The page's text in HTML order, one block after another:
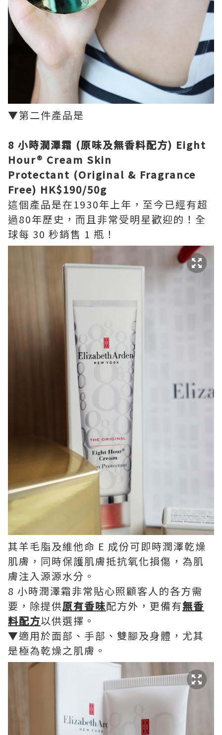
▼第二件產品是
8 小時潤澤霜 (原味及無香料配方) Eight
Hour® Cream Skin
Protectant (Original & Fragrance
Free) HK$190/50g
這個產品是在1930年上年，至今已經有超
過80年歷史，而且非常受明星歡迎的！全
球每 30 秒銷售 1 瓶！
其羊毛脂及維他命 E 成份可即時潤澤乾燥
肌膚，同時保護肌膚抵抗氧化損傷，為肌
膚注入源源水分。
8 小時潤澤霜非常貼心照顧客人的各方需
要，除提供原有香味配方外，更備有無香
料配方以供選擇。
▼適用於面部、手部、雙腳及身體，尤其
是極為乾燥之肌膚。